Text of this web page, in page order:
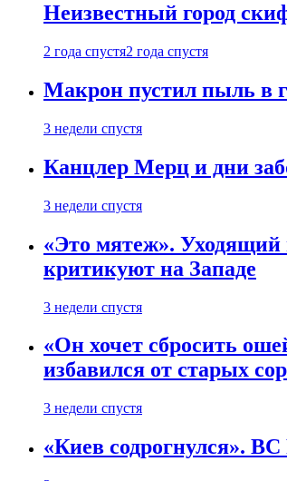
Неизвестный город
2 года спустя2 года спустя
Макрон пустил пыль в
3 недели спустя
Канцлер Мерц и дни
3 недели спустя
«Это мятеж». Уходящий
критикуют на Западе
3 недели спустя
«Он хочет сбросить
избавился от старых
3 недели спустя
«Киев содрогнулся».